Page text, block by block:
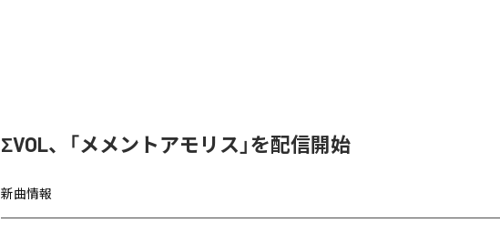
ΣVOL、「メメントアモリス」を配信開始
新曲情報